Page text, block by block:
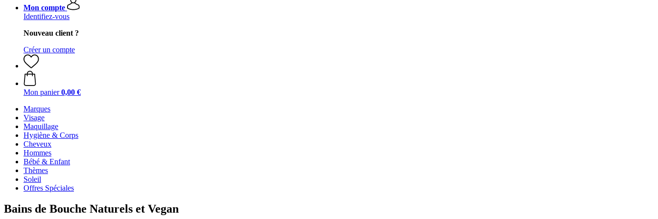
Mon compte
Identifiez-vous
Nouveau client ?
Créer un compte
Mon panier 0,00 €
Marques
Visage
Maquillage
Hygiène & Corps
Cheveux
Hommes
Bébé & Enfant
Thèmes
Soleil
Offres Spéciales
Bains de Bouche Naturels et Vegan